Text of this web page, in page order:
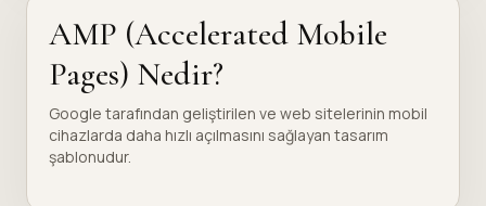
AMP (Accelerated Mobile
Pages) Nedir?
Google tarafından geliştirilen ve web sitelerinin mobil
cihazlarda daha hızlı açılmasını sağlayan tasarım
şablonudur.